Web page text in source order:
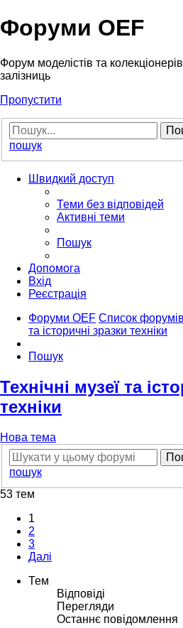
Форуми OEF
Форум моделістів та
залізниць
Пропустити
пошук
Швидкий доступ
Теми без відповідей
Активні теми
Пошук
Допомога
Вхід
Реєстрація
Форуми OEF Список форумів
та історичні зразки техніки
Пошук
Технічні музеї та
техніки
Нова тема
пошук
53 тем
1
2
3
Далі
Тем
Відповіді
Перегляди
Останнє повідомлення